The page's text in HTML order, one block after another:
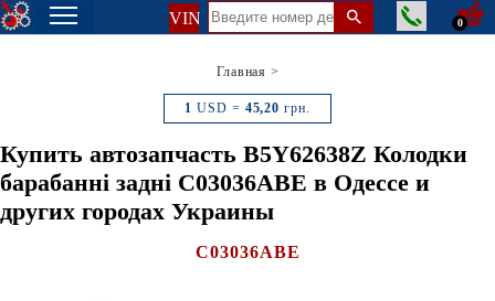
VIN 0
Главная >
1 USD = 45,20 грн.
Купить автозапчасть B5Y62638Z Колодки
барабанні задні C03036ABE в Одессе и
других городах Украины
C03036ABE